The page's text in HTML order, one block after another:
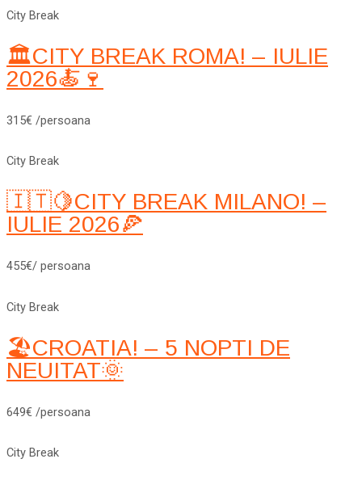
City Break
🏛️CITY BREAK ROMA! – IULIE
2026🍝🍷
315€ /persoana
City Break
🇮🇹🍋CITY BREAK MILANO! –
IULIE 2026🍕
455€/ persoana
City Break
🏖️CROATIA! – 5 NOPTI DE
NEUITAT🌞
649€ /persoana
City Break